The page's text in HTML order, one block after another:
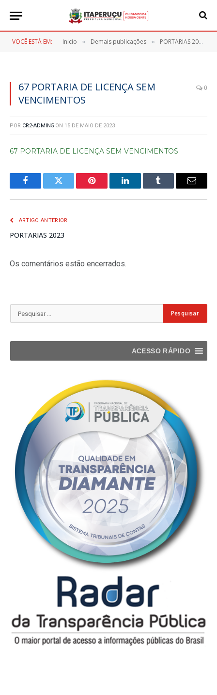
VOCÊ ESTÁ EM: Inicio » Demais publicações » PORTARIAS 2023
67 PORTARIA DE LICENÇA SEM
VENCIMENTOS
0
POR CR2-ADMIN5 ON 15 DE MAIO DE 2023
67 PORTARIA DE LICENÇA SEM VENCIMENTOS
FacebookTwitter Pinterest LinkedInTumblr
E-
ARTIGO ANTERIOR
PORTARIAS 2023
Os comentários estão encerrados.
ACESSO RÁPIDO